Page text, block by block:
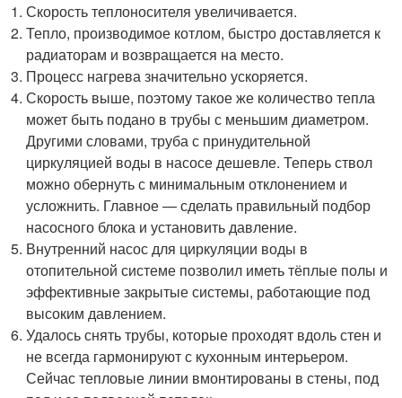
Скорость теплоносителя увеличивается.
Тепло, производимое котлом, быстро доставляется к
радиаторам и возвращается на место.
Процесс нагрева значительно ускоряется.
Скорость выше, поэтому такое же количество тепла
может быть подано в трубы с меньшим диаметром.
Другими словами, труба с принудительной
циркуляцией воды в насосе дешевле. Теперь ствол
можно обернуть с минимальным отклонением и
усложнить. Главное — сделать правильный подбор
насосного блока и установить давление.
Внутренний насос для циркуляции воды в
отопительной системе позволил иметь тёплые полы и
эффективные закрытые системы, работающие под
высоким давлением.
Удалось снять трубы, которые проходят вдоль стен и
не всегда гармонируют с кухонным интерьером.
Сейчас тепловые линии вмонтированы в стены, под